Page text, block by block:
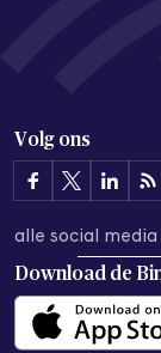
Volg ons
alle social media
Download de